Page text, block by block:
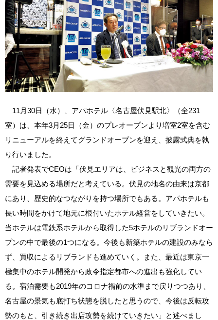
11月30日（水）、アパホテル〈名古屋伏見駅北〉（全231
室）は、本年3月25日（金）のプレオープンより増室2室を含む
リニューアルを終えてグランドオープンを迎え、披露式典を執
り行いました。
記者発表でCEOは「伏見エリアは、ビジネスと観光の両方の
需要を見込める場所だと考えている。伏見の地名の由来は京都
にあり、歴史的なつながりを持つ場所でもある。アパホテルも
長い時間をかけて地元に根付いたホテル経営をしていきたい。
当ホテルは電鉄系ホテルから取得した5ホテルのリブランドオー
プンの中で最後の1つになる。今後も新築ホテルの建設のみなら
ず、買収によるリブランドも進めていく。また、最近は東京一
極集中のホテル開発から政令指定都市への進出も強化してい
る。宿泊需要も2019年のコロナ禍前の水準まで戻りつつあり、
名古屋の景気も底打ち状態を脱したと思うので、今後は反転攻
勢のもと、引き続き出店攻勢を続けていきたい」と述べまし